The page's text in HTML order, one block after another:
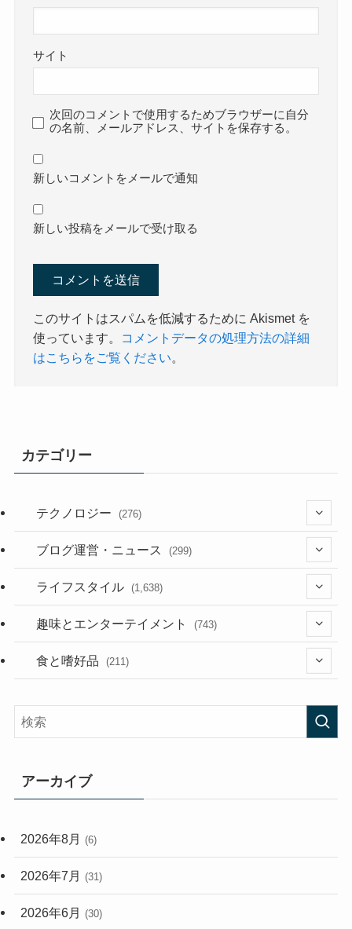
サイト
次回のコメントで使用するためブラウザーに自分
の名前、メールアドレス、サイトを保存する。
新しいコメントをメールで通知
新しい投稿をメールで受け取る
このサイトはスパムを低減するために Akismet を
使っています。
コメントデータの処理方法の詳細
はこちらをご覧ください。
カテゴリー
テクノロジー (276)
(36)
(187)
ブログ運営・ニュース (299)
(118)
(181)
ライフスタイル (1,638)
(394)
(282)
(33)
(248)
趣味とエンターテイメント (743)
(56)
食と嗜好品 (211)
アーカイブ
2026年8月 (6)
2026年7月 (31)
2026年6月 (30)